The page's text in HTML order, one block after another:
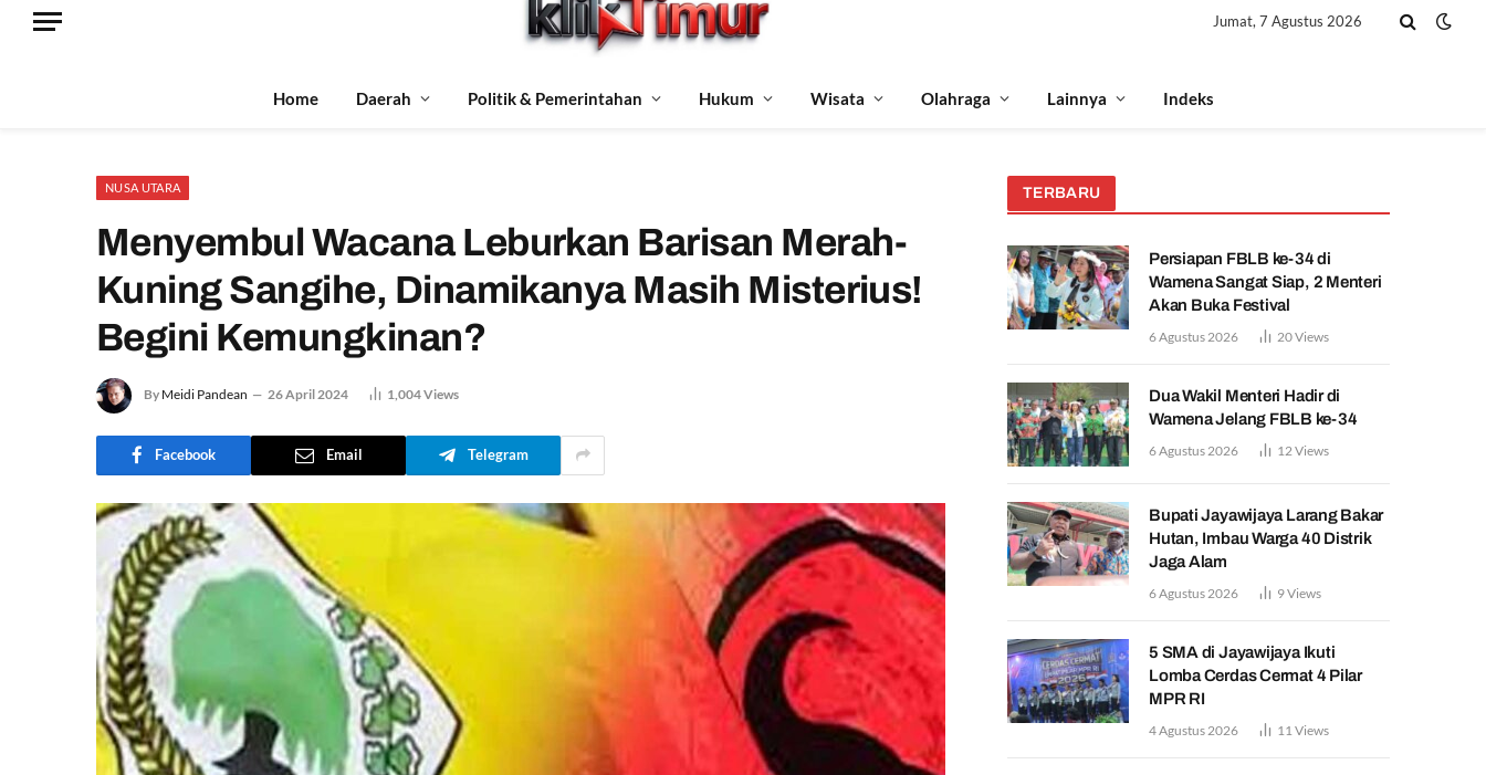
Jumat, 7 Agustus 2026
Home Daerah Politik & Pemerintahan Hukum Wisata Olahraga Lainnya Indeks
NUSA UTARA
Menyembul Wacana Leburkan Barisan Merah-
Kuning Sangihe, Dinamikanya Masih Misterius!
Begini Kemungkinan?
By Meidi Pandean 26 April 2024 1,004Views
Facebook Email Telegram
TERBARU
Persiapan FBLB ke-34 di
Wamena Sangat Siap, 2 Menteri
Akan Buka Festival
6 Agustus 2026 20Views
Dua Wakil Menteri Hadir di
Wamena Jelang FBLB ke-34
6 Agustus 2026 12 Views
Bupati Jayawijaya Larang Bakar
Hutan, Imbau Warga 40 Distrik
Jaga Alam
6 Agustus 2026 9Views
5 SMA di Jayawijaya Ikuti
Lomba Cerdas Cermat 4 Pilar
MPR RI
4 Agustus 2026 11 Views